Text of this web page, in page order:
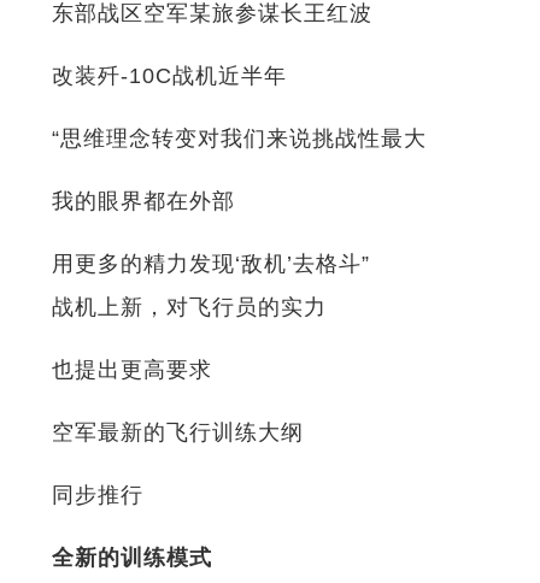
东部战区空军某旅参谋长王红波
改装歼-10C战机近半年
“思维理念转变对我们来说挑战性最大
我的眼界都在外部
用更多的精力发现‘敌机’去格斗”
战机上新，对飞行员的实力
也提出更高要求
空军最新的飞行训练大纲
同步推行
全新的训练模式